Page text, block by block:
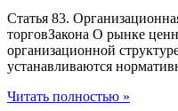
Статья 83.
торговЗакона О рынке
организационной
устанавливаются
Читать полностью »